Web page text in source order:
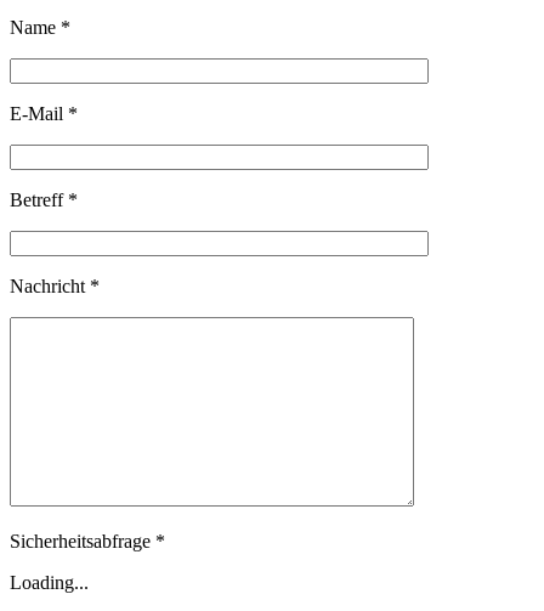
Name *
E-Mail *
Betreff *
Nachricht *
Sicherheitsabfrage *
Loading...